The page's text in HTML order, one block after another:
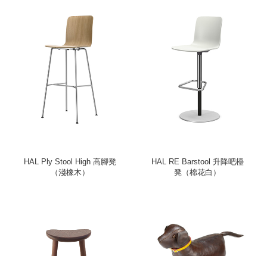
HAL Ply Stool High 高腳凳
（淺橡木）
HAL RE Barstool 升降吧檯
凳（棉花白）